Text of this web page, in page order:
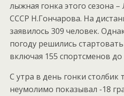
лыжная гонка этого сезона
СССР Н.Гончарова. На
заявилось 309 человек.
погоду решились
включая 155 спортсменов до
С утра в день гонки столбик
неумолимо показывал -18